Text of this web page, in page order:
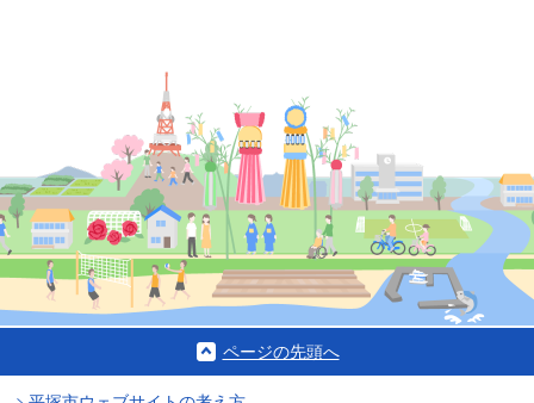
ページの先頭へ